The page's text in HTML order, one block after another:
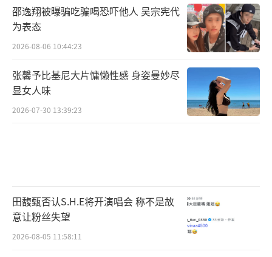
邵逸翔被曝骗吃骗喝恐吓他人 吴宗宪代
为表态
2026-08-06 10:44:23
张馨予比基尼大片慵懒性感 身姿曼妙尽
显女人味
2026-07-30 13:39:23
田馥甄否认S.H.E将开演唱会 称不是故
意让粉丝失望
2026-08-05 11:58:11